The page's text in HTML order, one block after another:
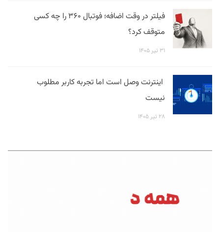
فیلتر در وقت اضافه؛ فوتبال ۳۶۰ را چه کسی
متوقف کرد؟
۳۱ تیر ۱۴۰۵
اینترنت وصل است اما تجربه کاربر مطلوب
نیست
۲۸ تیر ۱۴۰۵